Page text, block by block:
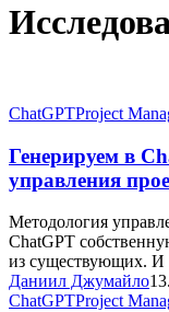
Генерируем
ChatGPT
новую
методологию
проектами
ChatGPTProject
Генерируем в
управления
Методология
ChatGPT
из существующих. И
Даниил Джумайло
Эксперимент.
ChatGPTProject